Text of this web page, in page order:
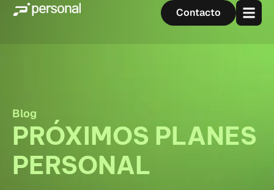
Contacto
Blog
PRÓXIMOS PLANES
PERSONAL